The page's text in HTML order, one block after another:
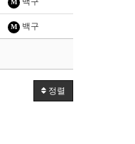
M
M 백구
정렬